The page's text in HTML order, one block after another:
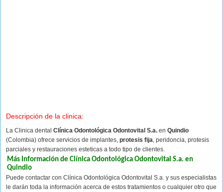
Descripción de la clinica:
La Clinica dental Clínica Odontológica Odontovital S.a. en Quindio
(Colombia) ofrece servicios de implantes, protesis fija, peridoncia, protesis
parciales y restauraciones esteticas a todo tipo de clientes.
Más Información de Clínica Odontológica Odontovital S.a. en
Quindio
Puede contactar con Clínica Odontológica Odontovital S.a. y sus especialistas
le darán toda la información acerca de estos tratamientos o cualquier otro que